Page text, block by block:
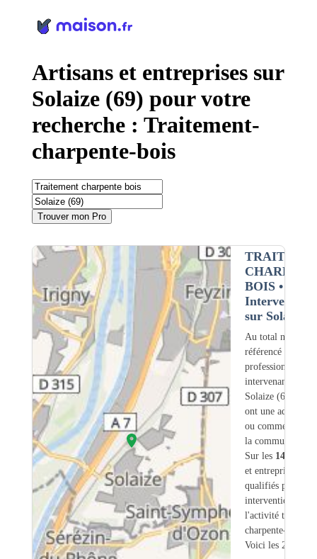
Artisans et entreprises sur
Solaize (69) pour votre
recherche : Traitement-
charpente-bois
Trouver mon Pro
BOIS•
Intervention
sur Solaize
Au total nous
référencé
professionnels
intervenant sur
Solaize (69) dont
ont une adresse
ou commerciale
la commune.
Sur les 1463
et entreprises
qualifiés pour une
intervention sur
l'activité
charpente-bois.
Voici les 20